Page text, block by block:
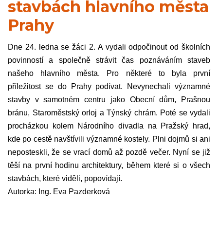
stavbách hlavního města
Prahy
Dne 24. ledna se žáci 2. A vydali odpočinout od školních
povinností a společně strávit čas poznáváním staveb
našeho hlavního města. Pro některé to byla první
příležitost se do Prahy podívat. Nevynechali významné
stavby v samotném centru jako Obecní dům, Prašnou
bránu, Staroměstský orloj a Týnský chrám. Poté se vydali
procházkou kolem Národního divadla na Pražský hrad,
kde po cestě navštívili významné kostely. Plni dojmů si ani
neposteskli, že se vrací domů až pozdě večer. Nyní se již
těší na první hodinu architektury, během které si o všech
stavbách, které viděli, popovídají.
Autorka: Ing. Eva Pazderková